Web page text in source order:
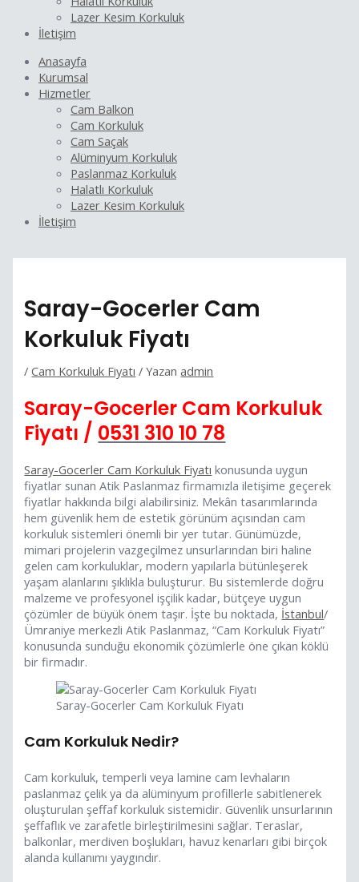
Lazer Kesim Korkuluk
İletişim
Anasayfa
Kurumsal
Hizmetler
Cam Balkon
Cam Korkuluk
Cam Saçak
Alüminyum Korkuluk
Paslanmaz Korkuluk
Halatlı Korkuluk
Lazer Kesim Korkuluk
İletişim
Saray-Gocerler Cam
Korkuluk Fiyatı
/Cam Korkuluk Fiyatı / Yazan admin
Saray-Gocerler Cam Korkuluk
Fiyatı / 0531 310 10 78
Saray-Gocerler Cam Korkuluk Fiyatı konusunda uygun
fiyatlar sunan Atik Paslanmaz firmamızla iletişime geçerek
fiyatlar hakkında bilgi alabilirsiniz. Mekân tasarımlarında
hem güvenlik hem de estetik görünüm açısından cam
korkuluk sistemleri önemli bir yer tutar. Günümüzde,
mimari projelerin vazgeçilmez unsurlarından biri haline
gelen cam korkuluklar, modern yapılarla bütünleşerek
yaşam alanlarını şıklıkla buluşturur. Bu sistemlerde doğru
malzeme ve profesyonel işçilik kadar, bütçeye uygun
çözümler de büyük önem taşır. İşte bu noktada, İstanbul/
Ümraniye merkezli Atik Paslanmaz, “Cam Korkuluk Fiyatı”
konusunda sunduğu ekonomik çözümlerle öne çıkan köklü
bir firmadır.
Saray-Gocerler Cam Korkuluk Fiyatı
Cam Korkuluk Nedir?
Cam korkuluk, temperli veya lamine cam levhaların
paslanmaz çelik ya da alüminyum profillerle sabitlenerek
oluşturulan şeffaf korkuluk sistemidir. Güvenlik unsurlarının
şeffaflık ve zarafetle birleştirilmesini sağlar. Teraslar,
balkonlar, merdiven boşlukları, havuz kenarları gibi birçok
alanda kullanımı yaygındır.